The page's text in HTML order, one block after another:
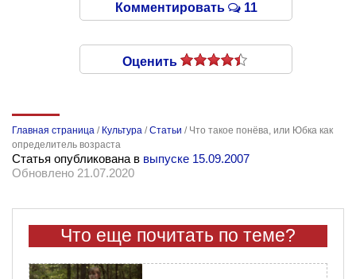
Комментировать 11
Оценить
Главная страница / Культура /Статьи / Что такое понёва, или Юбка как
определитель возраста
Статья опубликована в выпуске 15.09.2007
Обновлено 21.07.2020
Что еще почитать по теме?